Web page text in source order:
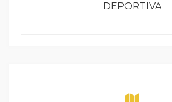
DEPORTIVA